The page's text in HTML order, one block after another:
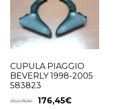
CUPULA PIAGGIO
BEVERLY 1998-2005
583823
352,90€ 176,45€